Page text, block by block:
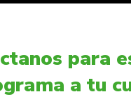
para
a tu